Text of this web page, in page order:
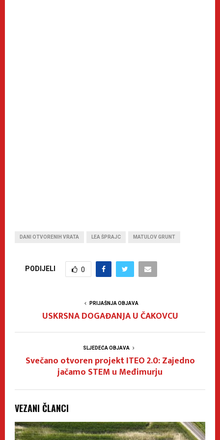
DANI OTVORENIH VRATA LEA ŠPRAJC MATULOV GRUNT
PODIJELI 0
PRIJAŠNJA OBJAVA
USKRSNA DOGAĐANJA U ČAKOVCU
SLJEDEĆA OBJAVA
Svečano otvoren projekt ITEO 2.0: Zajedno
jačamo STEM u Međimurju
VEZANI ČLANCI